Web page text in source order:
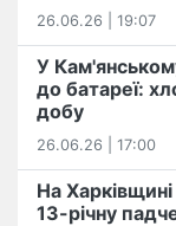
26.06.26 | 19:07
У
до батареї:
добу
26.06.26 | 17:00
На
13-річну